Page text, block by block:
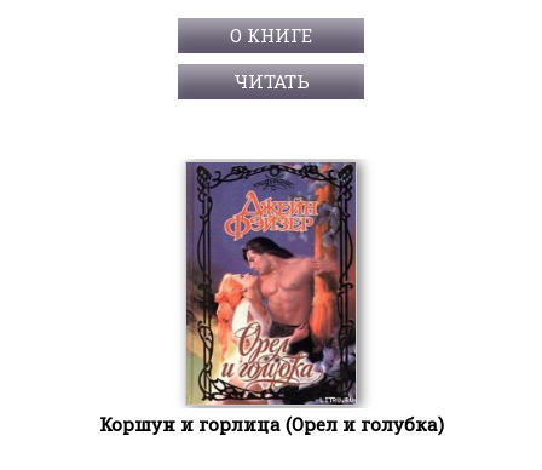
О КНИГЕ
ЧИТАТЬ
Коршун и горлица (Орел и голубка)